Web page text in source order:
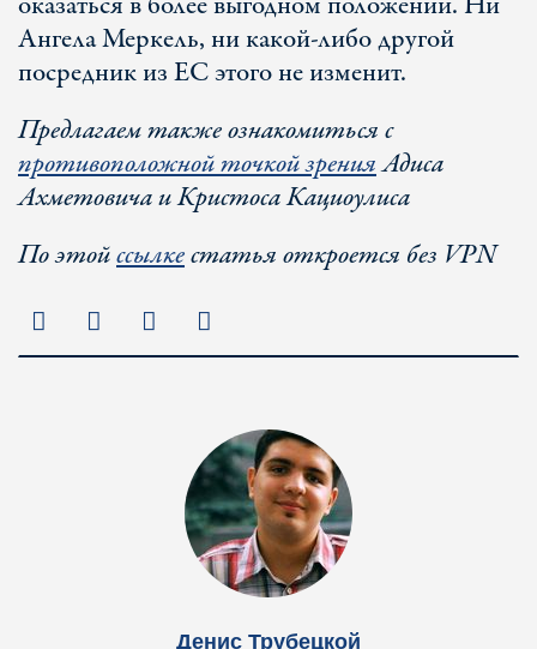
Ангела Меркель, ни какой-либо другой
посредник из ЕС этого не изменит.
Предлагаем также ознакомиться с
противоположной точкой зренияАдиса
Ахметовича и Кристоса Кациоулиса
По этойссылкестатья откроется без VPN
Денис Трубецкой